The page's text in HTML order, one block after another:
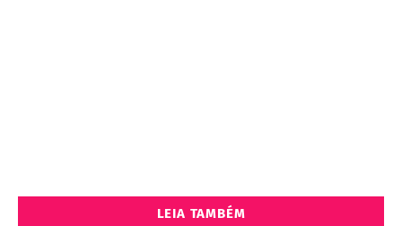
LEIA TAMBÉM